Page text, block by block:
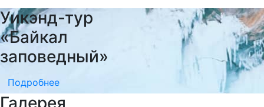
Уикэнд-тур
«Байкал
заповедный»
Подробнее
Галерея